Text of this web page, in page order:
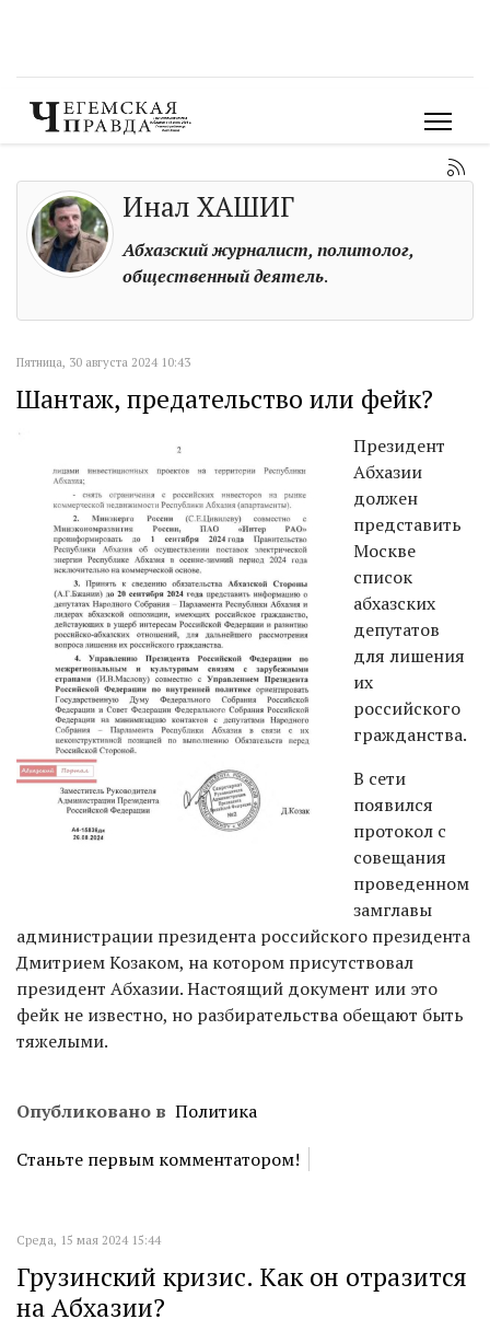
Инал ХАШИГ
Абхазский журналист, политолог,
общественный деятель.
Пятница, 30 августа 2024 10:43
Шантаж, предательство или фейк?
Президент
Абхазии
должен
представить
Москве
список
абхазских
депутатов
для лишения
их
российского
гражданства.
В сети
появился
протокол с
совещания
проведенном
замглавы
администрации президента российского президента
Дмитрием Козаком, на котором присутствовал
президент Абхазии. Настоящий документ или это
фейк не известно, но разбирательства обещают быть
тяжелыми.
Опубликовано в Политика
Станьте первым комментатором!
Среда, 15 мая 2024 15:44
Грузинский кризис. Как он отразится
на Абхазии?